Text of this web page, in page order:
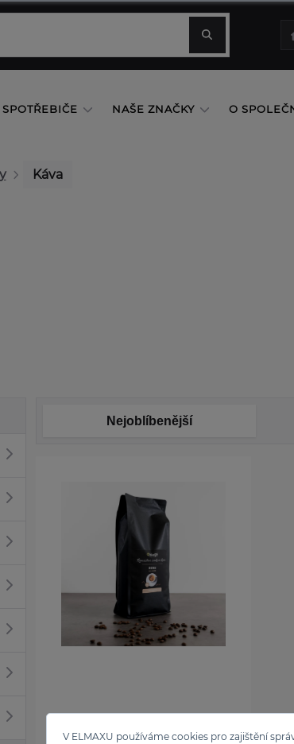
V ELMAXU používáme cookies pro zajištění
SPOTŘEBIČE NAŠE ZNAČKY O
Káva
Nejoblíbenější